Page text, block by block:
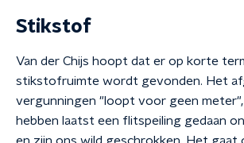
Stikstof
Van der Chijs hoopt dat er op korte
stikstofruimte wordt gevonden. Het
vergunningen "loopt voor geen
hebben laatst een flitspeiling gedaan